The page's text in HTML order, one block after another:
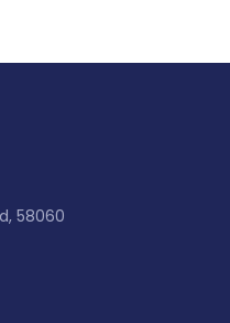
58060